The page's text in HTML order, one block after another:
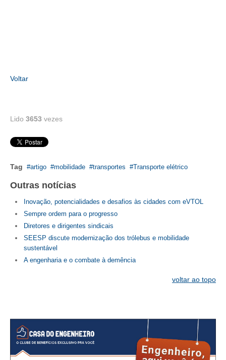
NOTÍCIAS
JORNAL DO ENGENHEIRO
AGENDA
SEESP NOTÍCIAS
NOTÍCIAS NO WHATSAPP
FOTOS
PUBLICAÇÕES
PUBLICIDADE
CADASTRO
ASSOCIE-SE
Voltar
Lido 3653 vezes
Tag artigo mobilidade transportes Transporte elétrico
Outras notícias
Inovação, potencialidades e desafios às cidades com eVTOL
Sempre ordem para o progresso
Diretores e dirigentes sindicais
SEESP discute modernização dos trólebus e mobilidade
sustentável
A engenharia e o combate à demência
voltar ao topo